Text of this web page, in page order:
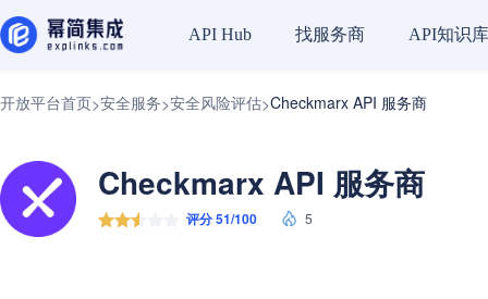
API Hub 找服务商 API知识库
开放平台首页>安全服务>安全风险评估>Checkmarx API 服务商
Checkmarx API 服务商
评分 51/100 5